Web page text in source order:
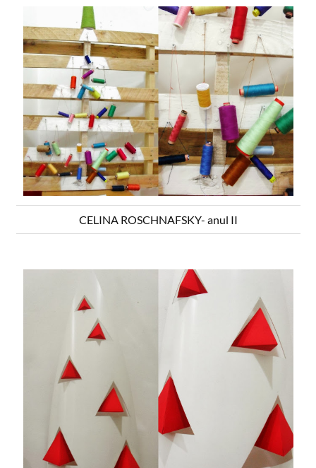
CELINA ROSCHNAFSKY- anul II